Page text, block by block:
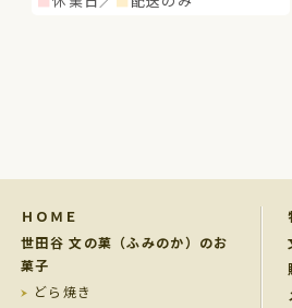
ＨＯＭＥ
世田谷 文の菓（ふみのか）のお
菓子
どら焼き